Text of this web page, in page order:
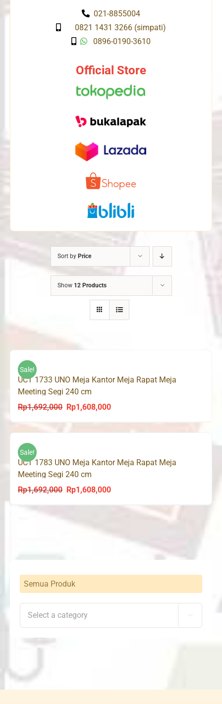
021-8855004
0821 1431 3266 (simpati)
0896-0190-3610
Official Store
Sort by Price
Show 12 Products
Sale!
UCT 1733 UNO Meja Kantor Meja Rapat Meja
Meeting Segi 240 cm
Rp1,692,000
Original
was:
Rp1,608,000Current
is:
Sale!
UCT 1783 UNO Meja Kantor Meja Rapat Meja
Meeting Segi 240 cm
Rp1,692,000
Original
Rp1,608,000Current
Semua Produk
